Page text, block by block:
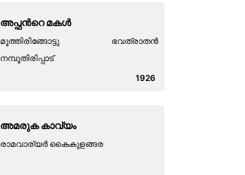
അപ്ഫന്‍റെ മകള്‍
മൂത്തിരിങ്ങോട്ടു ഭവത്രാതന്‍
നമ്പൂതിരിപ്പാട്
1926
അമരുക കാവ്യം
രാമവാര്യര്‍ കൈകുളങ്ങര